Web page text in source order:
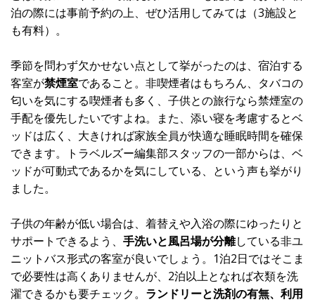
泊の際には事前予約の上、ぜひ活用してみては（3施設と
も有料）。
季節を問わず欠かせない点として挙がったのは、宿泊する
客室が禁煙室であること。非喫煙者はもちろん、タバコの
匂いを気にする喫煙者も多く、子供との旅行なら禁煙室の
手配を優先したいですよね。また、添い寝を考慮するとベ
ッドは広く、大きければ家族全員が快適な睡眠時間を確保
できます。トラベルズー編集部スタッフの一部からは、ベ
ッドが可動式であるかを気にしている、という声も挙がり
ました。
子供の年齢が低い場合は、着替えや入浴の際にゆったりと
サポートできるよう、 手洗いと風呂場が分離している非ユ
ニットバス形式の客室が良いでしょう。1泊2日ではそこま
で必要性は高くありませんが、2泊以上となれば衣類を洗
濯できるかも要チェック。 ランドリーと洗剤の有無、利用